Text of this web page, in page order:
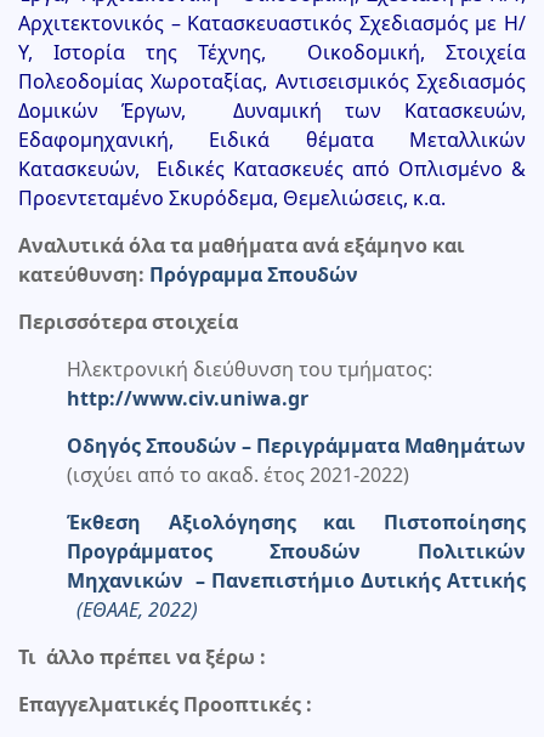
Αρχιτεκτονικός – Κατασκευαστικός Σχεδιασμός με Η/
Υ, Ιστορία της Τέχνης, Οικοδομική, Στοιχεία
Πολεοδομίας Χωροταξίας, Αντισεισμικός Σχεδιασμός
Δομικών Έργων, Δυναμική των Κατασκευών,
Εδαφομηχανική, Ειδικά θέματα Μεταλλικών
Κατασκευών, Ειδικές Κατασκευές από Οπλισμένο &
Προεντεταμένο Σκυρόδεμα, Θεμελιώσεις, κ.α.
Αναλυτικά όλα τα μαθήματα ανά εξάμηνο και
κατεύθυνση: Πρόγραμμα Σπουδών
Περισσότερα στοιχεία
Ηλεκτρονική διεύθυνση του τμήματος:
http://www.civ.uniwa.gr
Οδηγός Σπουδών – Περιγράμματα Μαθημάτων
(ισχύει από το ακαδ. έτος 2021-2022)
Έκθεση Αξιολόγησης και Πιστοποίησης
Προγράμματος Σπουδών Πολιτικών
Μηχανικών – Πανεπιστήμιο Δυτικής Αττικής
(ΕΘΑΑΕ, 2022)
Τι άλλο πρέπει να ξέρω :
Επαγγελματικές Προοπτικές :